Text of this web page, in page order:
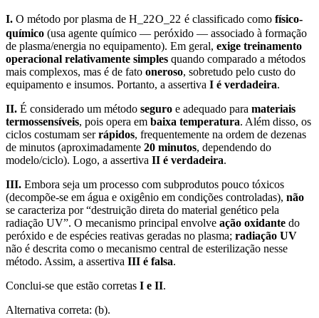
I. O método por plasma de H _22O _22 é classificado como físico-
químico (usa agente químico — peróxido — associado à formação
de plasma/energia no equipamento). Em geral, exige treinamento
operacional relativamente simples quando comparado a métodos
mais complexos, mas é de fato oneroso, sobretudo pelo custo do
equipamento e insumos. Portanto, a assertiva I é verdadeira.
II. É considerado um método seguro e adequado para materiais
termossensíveis, pois opera em baixa temperatura. Além disso, os
ciclos costumam serrápidos, frequentemente na ordem de dezenas
de minutos (aproximadamente 20 minutos, dependendo do
modelo/ciclo). Logo, a assertiva II é verdadeira.
III. Embora seja um processo com subprodutos pouco tóxicos
(decompõe-se em água e oxigênio em condições controladas), não
se caracteriza por “destruição direta do material genético pela
radiação UV”. O mecanismo principal envolve ação oxidante do
peróxido e de espécies reativas geradas no plasma; radiação UV
não é descrita como o mecanismo central de esterilização nesse
método. Assim, a assertiva III é falsa.
Conclui-se que estão corretas I e II.
Alternativa correta: (b).